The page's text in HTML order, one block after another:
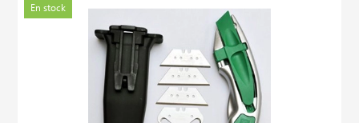
En stock